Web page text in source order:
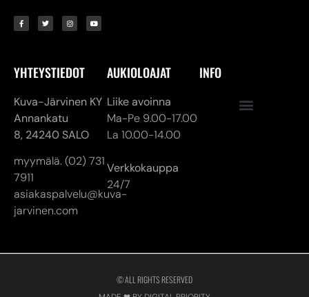
Kuva-Järvinen KY
Annankatu
myymälä. (02) 731
asiakaspalvelu@kuva-
jarvinen.com
Verkkokauppa
24/7
© ALL RIGHTS RESERVED